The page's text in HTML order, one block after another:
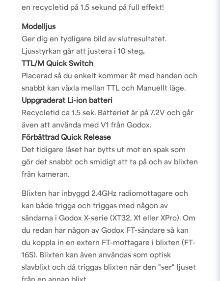
en recycletid på 1.5 sekund på full effekt!
Modelljus
Ger dig en tydligare bild av slutresultatet.
Ljusstyrkan går att justera i 10 steg.
TTL/M Quick Switch
Placerad så du enkelt kommer åt med handen och
snabbt kan växla mellan TTL och Manuellt läge.
Uppgraderat Li-ion batteri
Recycletid ca 1.5 sek. Batteriet är på 7.2V och går
även att använda med V1 från Godox.
Förbättrad Quick Release
Det tidigare låset har bytts ut mot en spak som
gör det snabbt och smidigt att ta på och av blixten
från kameran.
Blixten har inbyggd 2.4GHz radiomottagare och
kan både trigga och triggas med någon av
sändarna i Godox X-serie (XT32, X1 eller XPro). Om
du redan har någon av Godox FT-sändare så kan
du koppla in en extern FT-mottagare i blixten (FT-
16S). Blixten kan även användas som optisk
slavblixt och då triggas blixten när den "ser" ljuset